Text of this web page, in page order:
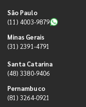
São Paulo
(11) 4003-9879
Minas Gerais
(31) 2391-4791
Santa Catarina
(48) 3380-9406
Pernambuco
(81) 3264-0921